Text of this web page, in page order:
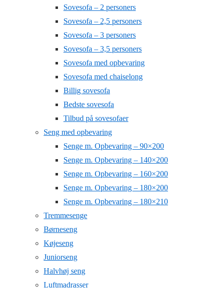
Sovesofa – 2 personers
Sovesofa – 2,5 personers
Sovesofa – 3 personers
Sovesofa – 3,5 personers
Sovesofa med opbevaring
Sovesofa med chaiselong
Billig sovesofa
Bedste sovesofa
Tilbud på sovesofaer
Seng med opbevaring
Senge m. Opbevaring – 90×200
Senge m. Opbevaring – 140×200
Senge m. Opbevaring – 160×200
Senge m. Opbevaring – 180×200
Senge m. Opbevaring – 180×210
Tremmesenge
Børneseng
Køjeseng
Juniorseng
Halvhøj seng
Luftmadrasser